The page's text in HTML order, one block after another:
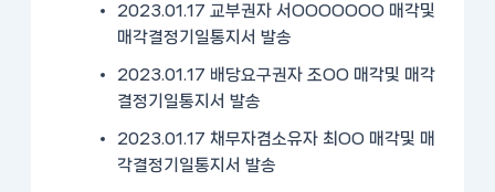
2023.01.17 교부권자 서OOOOOOO 매각및
매각결정기일통지서 발송
2023.01.17 배당요구권자 조OO 매각및 매각
결정기일통지서 발송
2023.01.17 채무자겸소유자 최OO 매각및 매
각결정기일통지서 발송